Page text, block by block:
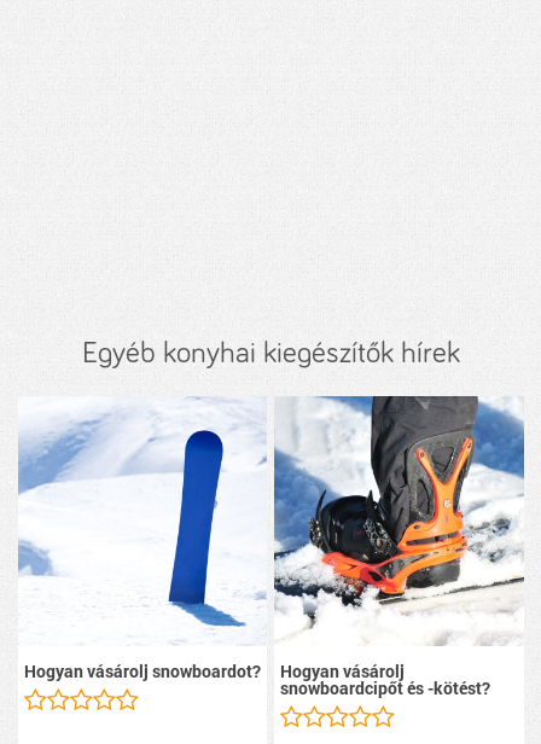
Egyéb konyhai kiegészítők hírek
Hogyan vásárolj snowboardot? Hogyan vásárolj
snowboardcipőt és -kötést?